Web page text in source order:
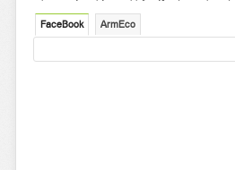
FaceBook ArmEco